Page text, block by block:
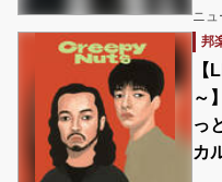
ニュ
邦
【
～
っ
カ